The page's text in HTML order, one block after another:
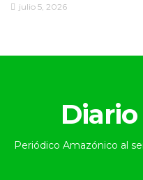
julio 5, 2026
Diario
Periódico Amazónico al